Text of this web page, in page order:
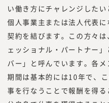
い働き方にチャレンジした
個人事業主または法人代表
契約を結びます。この方々
ェッショナル・パートナー
バー」と呼んでいます。各
期間は基本的には10年で、
事を行なうことで報酬を得